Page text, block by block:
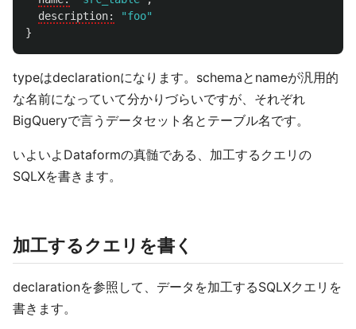
description:
"foo"
}
typeはdeclarationになります。schemaとnameが汎用的
な名前になっていて分かりづらいですが、それぞれ
BigQueryで言うデータセット名とテーブル名です。
いよいよDataformの真髄である、加工するクエリの
SQLXを書きます。
加工するクエリを書く
declarationを参照して、データを加工するSQLXクエリを
書きます。